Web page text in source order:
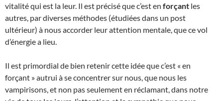
vitalité qui est la leur. Il est précisé que c’est en forçant les
autres, par diverses méthodes (étudiées dans un post
ultérieur) à nous accorder leur attention mentale, que ce vol
d’énergie a lieu.
Il est primordial de bien retenir cette idée que c’est « en
forçant » autrui à se concentrer sur nous, que nous les
vampirisons, et non pas seulement en réclamant, dans notre